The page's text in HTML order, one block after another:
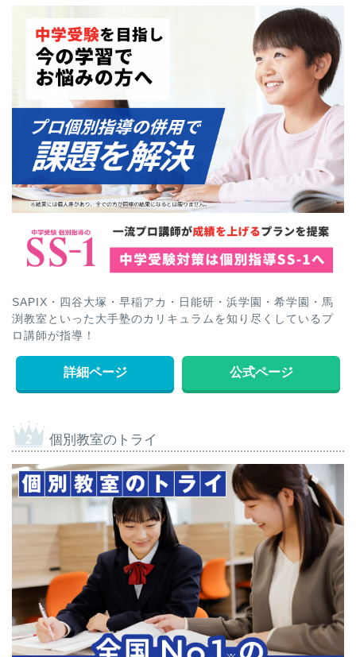
SAPIX・四谷大塚・早稲アカ・日能研・浜学園・希学園・馬
渕教室といった大手塾のカリキュラムを知り尽くしているプ
ロ講師が指導！
詳細ページ 公式ページ
個別教室のトライ